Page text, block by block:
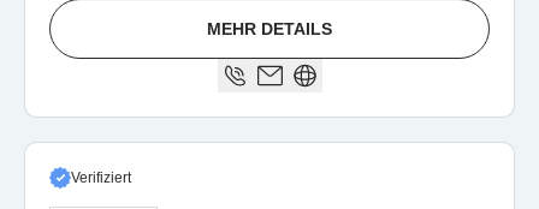
MEHR DETAILS
Verifiziert